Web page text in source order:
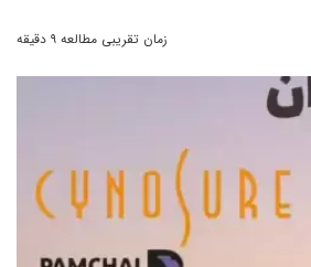
زمان تقریبی مطالعه ۹ دقیقه